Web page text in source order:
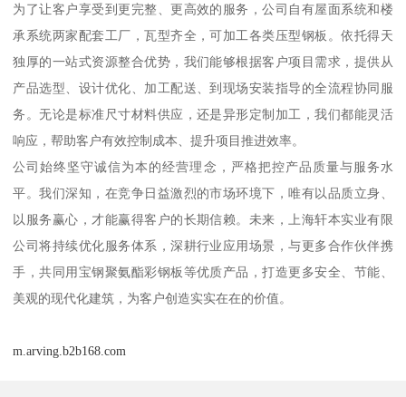
为了让客户享受到更完整、更高效的服务，公司自有屋面系统和楼
承系统两家配套工厂，瓦型齐全，可加工各类压型钢板。依托得天
独厚的一站式资源整合优势，我们能够根据客户项目需求，提供从
产品选型、设计优化、加工配送、到现场安装指导的全流程协同服
务。无论是标准尺寸材料供应，还是异形定制加工，我们都能灵活
响应，帮助客户有效控制成本、提升项目推进效率。
公司始终坚守诚信为本的经营理念，严格把控产品质量与服务水
平。我们深知，在竞争日益激烈的市场环境下，唯有以品质立身、
以服务赢心，才能赢得客户的长期信赖。未来，上海轩本实业有限
公司将持续优化服务体系，深耕行业应用场景，与更多合作伙伴携
手，共同用宝钢聚氨酯彩钢板等优质产品，打造更多安全、节能、
美观的现代化建筑，为客户创造实实在在的价值。
m.arving.b2b168.com